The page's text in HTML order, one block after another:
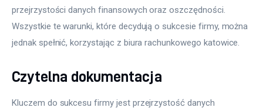
przejrzystości danych finansowych oraz oszczędności.
Wszystkie te warunki, które decydują o sukcesie firmy, można
jednak spełnić, korzystając z biura rachunkowego katowice.
Czytelna dokumentacja
Kluczem do sukcesu firmy jest przejrzystość danych